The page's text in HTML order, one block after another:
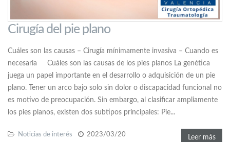
Cirugía del pie plano
Cuáles son las causas – Cirugía mínimamente invasiva – Cuando es
necesaria Cuáles son las causas de los pies planos La genética
juega un papel importante en el desarrollo o adquisición de un pie
plano. Tener un arco bajo solo sin dolor o discapacidad funcional no
es motivo de preocupación. Sin embargo, al clasificar ampliamente
los pies planos, existen dos subtipos principales: Pie...
Noticias de interés 2023/03/20 Leer más